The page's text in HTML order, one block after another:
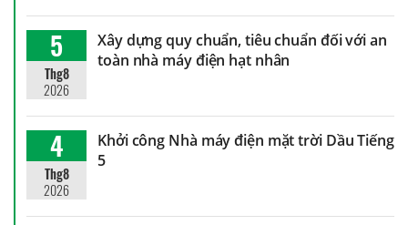
5
Thg8
2026
Xây dựng quy chuẩn, tiêu chuẩn đối với an
toàn nhà máy điện hạt nhân
4
Thg8
2026
Khởi công Nhà máy điện mặt trời Dầu Tiếng
5